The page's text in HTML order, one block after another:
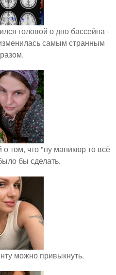
головой о дно бассейна -
самым странным
том, что "ну маникюр то всё
бы сделать.
можно привыкнуть.